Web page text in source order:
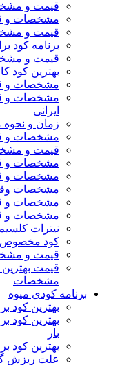
قیمت و
مشخصات و
قیمت و
برنامه کود
قیمت و
بهترین کود
مشخصات و قیمت کود
مشخصات و
ایرانی
زمان و
مشخصات و
قیمت و
مشخصات و
مشخصات و
مشخصات
مشخصات و
مشخصات و
نیترات کلسیم
کود مخصوص
قیمت و مشخصات
قیمت
مشخصات
برنامه کودی میوه
بهترین کود
بهترین
بار
بهترین کود
علت ریزش